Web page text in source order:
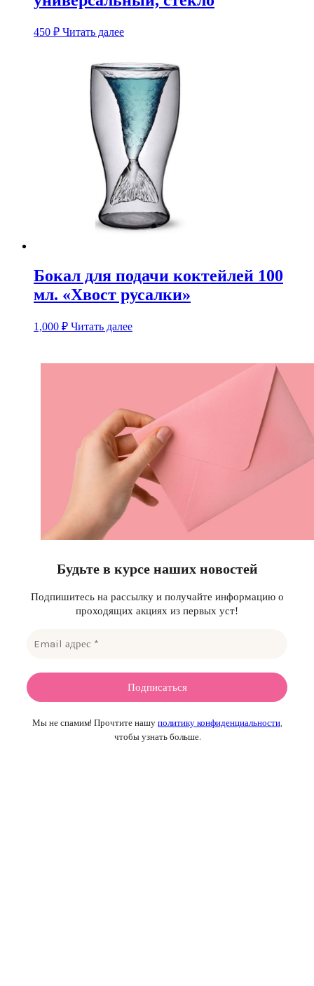
450 ₽ Читать далее
Бокал для подачи коктейлей 100
мл. «Хвост русалки»
1,000 ₽ Читать далее
Будьте в курсе наших новостей
Подпишитесь на рассылку и получайте информацию о
проходящих акциях из первых уст!
Мы не спамим! Прочтите нашу политику конфиденциальности
чтобы узнать больше.